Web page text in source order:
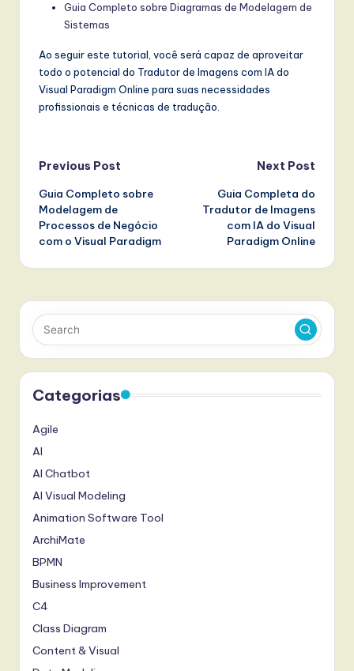
Guia Completo sobre Diagramas de Modelagem de
Sistemas
Ao seguir este tutorial, você será capaz de aproveitar
todo o potencial do Tradutor de Imagens com IA do
Visual Paradigm Online para suas necessidades
profissionais e técnicas de tradução.
Post
navigation
Previous Post
Guia Completo sobre
Modelagem de
Processos de Negócio
com o Visual Paradigm
Next Post
Guia Completa do
Tradutor de Imagens
com IA do Visual
Paradigm Online
Categorias
Agile
AI
AI Chatbot
AI Visual Modeling
Animation Software Tool
ArchiMate
BPMN
Business Improvement
C4
Class Diagram
Content & Visual